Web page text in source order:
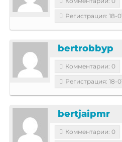
Регистрация: 18-
bertrobbyp
Комментарии: 0
Регистрация: 18-
bertjaipmr
Комментарии: 0